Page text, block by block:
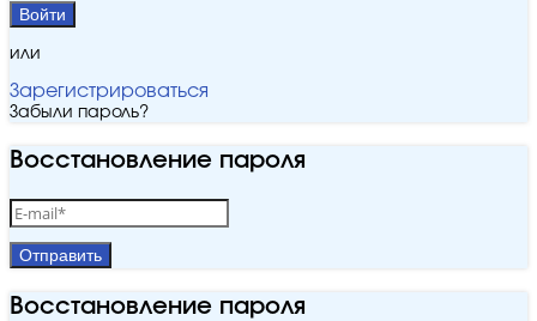
Войти
или
Зарегистрироваться
Забыли пароль?
Восстановление пароля
Отправить
Восстановление пароля